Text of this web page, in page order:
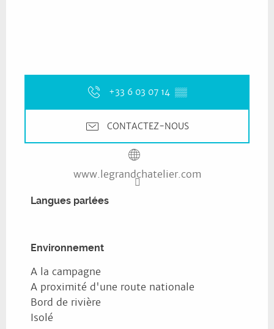
+33 6 03 07 14 ▒▒
CONTACTEZ-NOUS
www.legrandchatelier.com
Langues parlées
Langues parlées
Environnement
Environnement
A la campagne
A proximité d'une route nationale
Bord de rivière
Isolé